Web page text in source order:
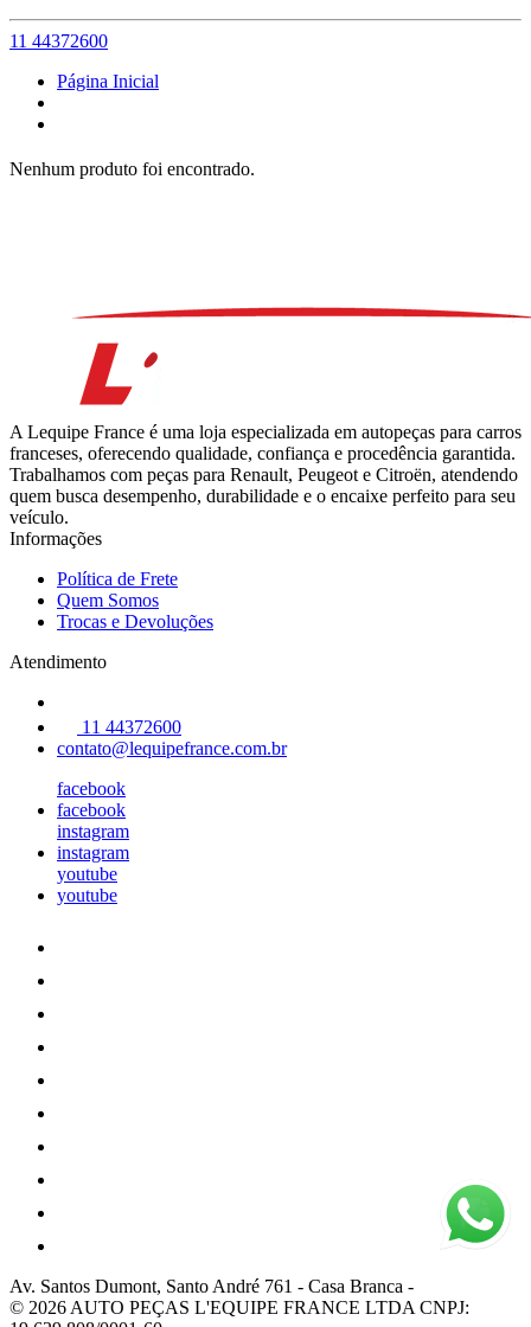
11 44372600
Página Inicial
Nenhum produto foi encontrado.
A Lequipe France é uma loja especializada em autopeças para carros
franceses, oferecendo qualidade, confiança e procedência garantida.
Trabalhamos com peças para Renault, Peugeot e Citroën, atendendo
quem busca desempenho, durabilidade e o encaixe perfeito para seu
veículo.
Informações
Política de Frete
Quem Somos
Trocas e Devoluções
Atendimento
11 44372600
contato@lequipefrance.com.br
facebook
facebook
instagram
instagram
youtube
youtube
Av. Santos Dumont, Santo André 761 - Casa Branca -
© 2026 AUTO PEÇAS L'EQUIPE FRANCE LTDA CNPJ: